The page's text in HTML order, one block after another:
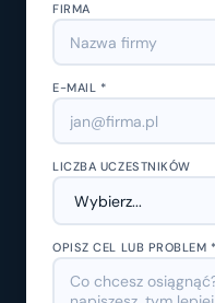
FIRMA
E-MAIL *
LICZBA UCZESTNIKÓW
OPISZ CEL LUB PROBLEM *